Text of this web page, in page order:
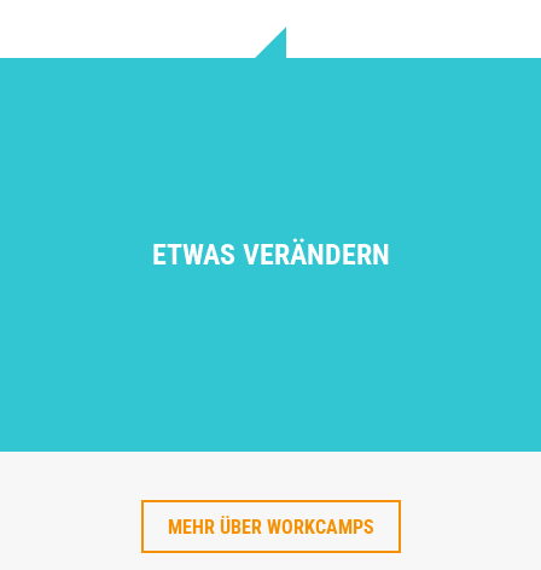
ETWAS VERÄNDERN
MEHR ÜBER WORKCAMPS